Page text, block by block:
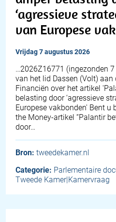
‘agressieve
van Europese
vrijdag 7 augustus 2026
… 2026Z16771 (ingezonden
van het lid Dassen (Volt) aan
Financiën over het artikel
belasting door ‘agressieve
Europese vakbonden' Bent u
the Money-artikel “Palantir
door…
Bron: tweedekamer.nl
Categorie: Parlementaire
Tweede Kamer|Kamervraag